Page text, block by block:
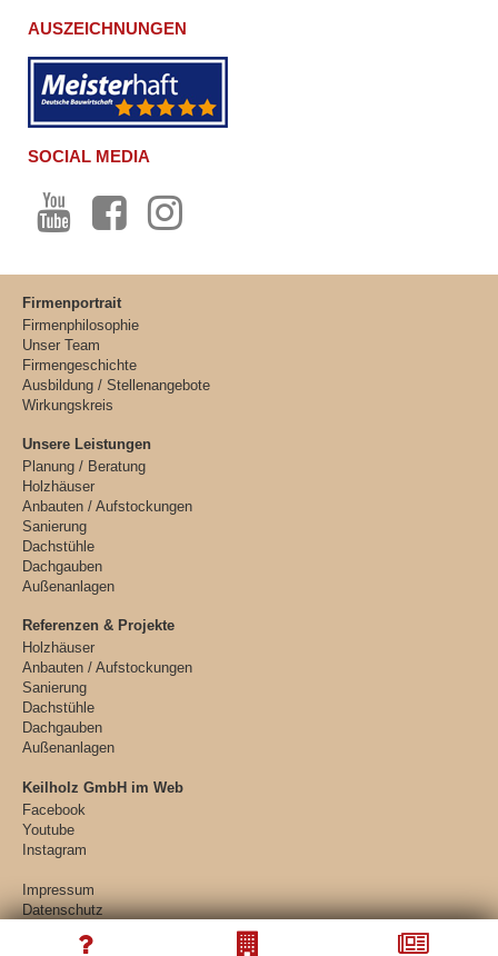
AUSZEICHNUNGEN
SOCIAL MEDIA
Firmenportrait
Firmenphilosophie
Unser Team
Firmengeschichte
Ausbildung / Stellenangebote
Wirkungskreis
Unsere Leistungen
Planung / Beratung
Holzhäuser
Anbauten / Aufstockungen
Sanierung
Dachstühle
Dachgauben
Außenanlagen
Referenzen & Projekte
Holzhäuser
Anbauten / Aufstockungen
Sanierung
Dachstühle
Dachgauben
Außenanlagen
Keilholz GmbH im Web
Facebook
Youtube
Instagram
Impressum
Datenschutz